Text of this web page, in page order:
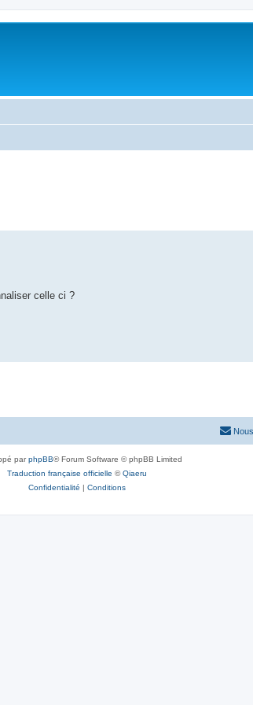
celle ci ?
parphpBB® Forum Software © phpBB Limited
Traduction française officielle ©Qiaeru
Confidentialité | Conditions